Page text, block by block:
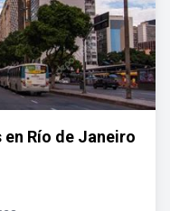
Río de Janeiro